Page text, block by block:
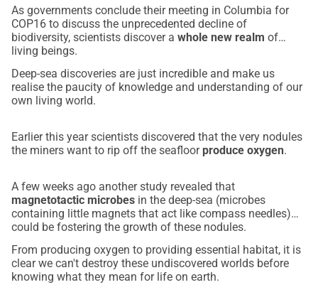
Steun De Oceaan en Ons
De afgelopen vijf jaar hebben we onvermoeibaar aan dit
probleem gewerkt. We hebben een petitie gelanceerd
waarin wereldleiders worden opgeroepen om
diepzeemijnbouw te stoppen, die bijna 350.000
handtekeningen heeft verzameld. In 2021 initieerde en co-
Cost of Deep-Sea Mining. Leuk feit: Clips uit deze film
werden gebruikt door John Oliver in zijn Last Week Tonight
Maar de tijd dringt. Onze volgende golf van hoop
combineert kunst en muziek met wetenschap en educatie
om mensen uit alle lagen van de bevolking te mobiliseren
Dit gaat niet alleen om het redden van de wonderen van de
diepzee. Het gaat om het redden van onszelf.
As governments conclude their meeting in Columbia for
COP16 to discuss the unprecedented decline of
biodiversity, scientists discover a whole new realm of
living beings.
Deep-sea discoveries are just incredible and make us
realise the paucity of knowledge and understanding of our
own living world.
Earlier this year scientists discovered that the very nodules
the miners want to rip off the seafloor produce oxygen.
A few weeks ago another study revealed that
magnetotactic microbes in the deep-sea (microbes
containing little magnets that act like compass needles)
could be fostering the growth of these nodules.
From producing oxygen to providing essential habitat, it is
clear we can't destroy these undiscovered worlds before
knowing what they mean for life on earth.